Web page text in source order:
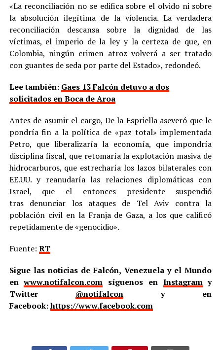
«La reconciliación no se edifica sobre el olvido ni sobre
la absolución ilegítima de la violencia. La verdadera
reconciliación descansa sobre la dignidad de las
víctimas, el imperio de la ley y la certeza de que, en
Colombia, ningún crimen atroz volverá a ser tratado
con guantes de seda por parte del Estado», redondeó.
Lee también: Gaes 13 Falcón detuvo a dos
solicitados en Boca de Aroa
Antes de asumir el cargo, De la Espriella aseveró que le
pondría fin a la política de «paz total» implementada
Petro, que liberalizaría la economía, que impondría
disciplina fiscal, que retomaría la explotación masiva de
hidrocarburos, que estrecharía los lazos bilaterales con
EE.UU. y reanudaría las relaciones diplomáticas con
Israel, que el entonces presidente suspendió
tras denunciar los ataques de Tel Aviv contra la
población civil en la Franja de Gaza, a los que calificó
repetidamente de «genocidio».
Fuente: RT
Sigue las noticias de Falcón, Venezuela y el Mundo
enwww.notifalcon.com síguenos en Instagramy
Twitter @notifalcony en
Facebook:https://www.facebook.com